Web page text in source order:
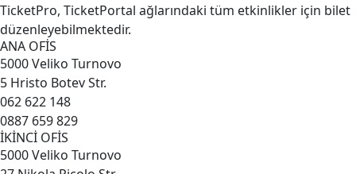
TicketPro, TicketPortal ağlarındaki tüm etkinlikler için bilet
düzenleyebilmektedir.
ANA OFİS
5000 Veliko Turnovo
5 Hristo Botev Str.
062 622 148
0887 659 829
İKİNCİ OFİS
5000 Veliko Turnovo